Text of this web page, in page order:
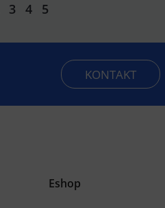
prohlédnout
3 4 5
KONTAKT
Eshop